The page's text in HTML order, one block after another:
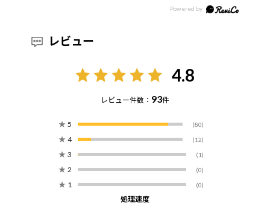
レビュー
4.8
レビュー件数： 93件
★ 5 (80)
★ 4 (12)
★ 3 (1)
★ 2 (0)
★ 1 (0)
処理速度